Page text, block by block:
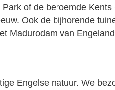
of de beroemde
Ook de bijhorende
Madurodam van
Engelse natuur. We